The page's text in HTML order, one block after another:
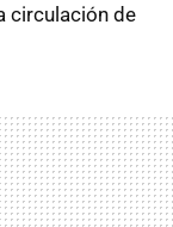
circulación de